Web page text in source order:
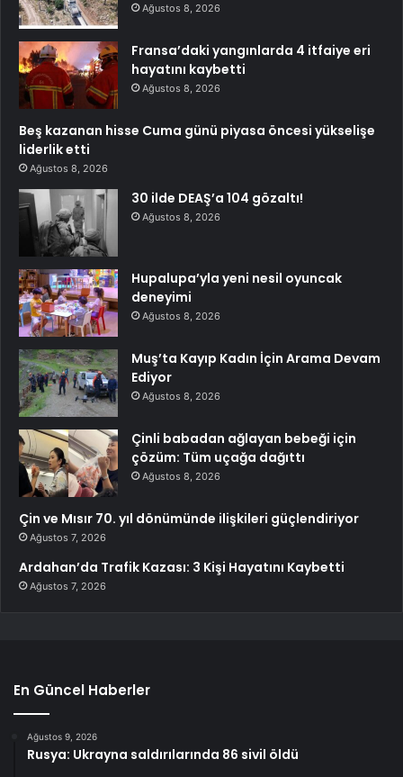
Ağustos 8, 2026
Fransa’daki yangınlarda 4 itfaiye eri
hayatını kaybetti
Ağustos 8, 2026
Beş kazanan hisse Cuma günü piyasa öncesi yükselişe
liderlik etti
Ağustos 8, 2026
30 ilde DEAŞ’a 104 gözaltı!
Ağustos 8, 2026
Hupalupa’yla yeni nesil oyuncak
deneyimi
Ağustos 8, 2026
Muş’ta Kayıp Kadın İçin Arama Devam
Ediyor
Ağustos 8, 2026
Çinli babadan ağlayan bebeği için
çözüm: Tüm uçağa dağıttı
Ağustos 8, 2026
Çin ve Mısır 70. yıl dönümünde ilişkileri güçlendiriyor
Ağustos 7, 2026
Ardahan’da Trafik Kazası: 3 Kişi Hayatını Kaybetti
Ağustos 7, 2026
En Güncel Haberler
Ağustos 9, 2026
Rusya: Ukrayna saldırılarında 86 sivil öldü